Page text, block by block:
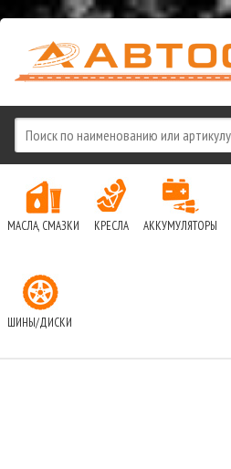
МАСЛА, СМАЗКИ КРЕСЛА АККУМУЛЯТОРЫ
ШИНЫ/ДИСКИ